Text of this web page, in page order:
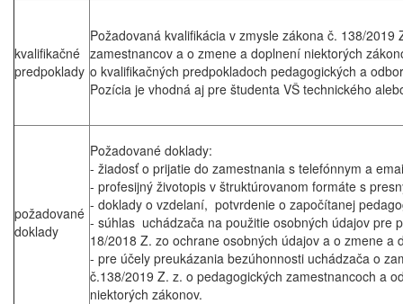
kvalifikačné
predpoklady
Požadovaná kvalifikácia v zmysle zákona č. 138/
zamestnancov a o zmene a doplnení niektorých
o kvalifikačných predpokladoch pedagogických a
Pozícia je vhodná aj pre študenta VŠ technického
požadované
doklady
Požadované doklady:
- žiadosť o prijatie do zamestnania s telefónnym a
- profesijný životopis v štruktúrovanom formáte s
- doklady o vzdelaní, potvrdenie o započítanej
- súhlas uchádzača na použitie osobných údajov pre
18/2018 Z. zo ochrane osobných údajov a o zmene a
- pre účely preukázania bezúhonnosti uchádzača o
č.138/2019 Z. z. o pedagogických zamestnancoch a
niektorých zákonov.